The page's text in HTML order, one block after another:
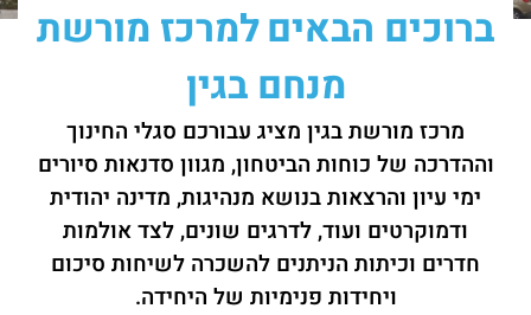
ברוכים הבאיםלמרכז מורשת
מנחם בגין
מרכז מורשת בגין מציג עבורכם סגלי החינוך
וההדרכה של כוחות הביטחון, מגוון סדנאות סיורים
ימי עיון והרצאות בנושא מנהיגות, מדינה יהודית
ודמוקרטים ועוד, לדרגים שונים, לצד אולמות
חדרים וכיתות הניתנים להשכרה לשיחות סיכום
ויחידות פנימיות של היחידה.